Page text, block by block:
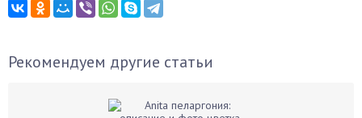
Рекомендуем другие статьи